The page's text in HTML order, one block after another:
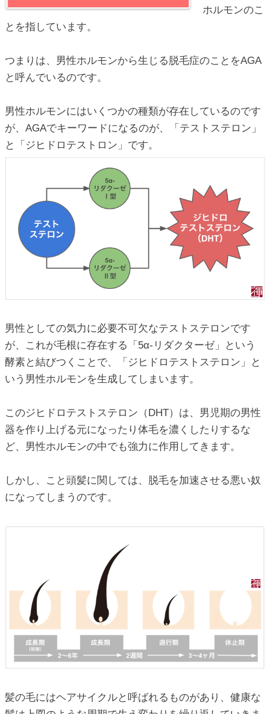
ホルモンのこ
とを指しています。
つまりは、男性ホルモンから生じる脱毛症のことをAGA
と呼んでいるのです。
男性ホルモンにはいくつかの種類が存在しているのです
が、AGAでキーワードになるのが、「テストステロン」
と「ジヒドロテストロン」です。
男性としての気力に必要不可欠なテストステロンです
が、これが毛根に存在する「5α-リダクターゼ」という
酵素と結びつくことで、「ジヒドロテストステロン」と
いう男性ホルモンを生成してしまいます。
このジヒドロテストステロン（DHT）は、男児期の男性
器を作り上げる元になったり体毛を濃くしたりするな
ど、男性ホルモンの中でも強力に作用してきます。
しかし、こと頭髪に関しては、脱毛を加速させる悪い奴
になってしまうのです。
髪の毛にはヘアサイクルと呼ばれるものがあり、健康な